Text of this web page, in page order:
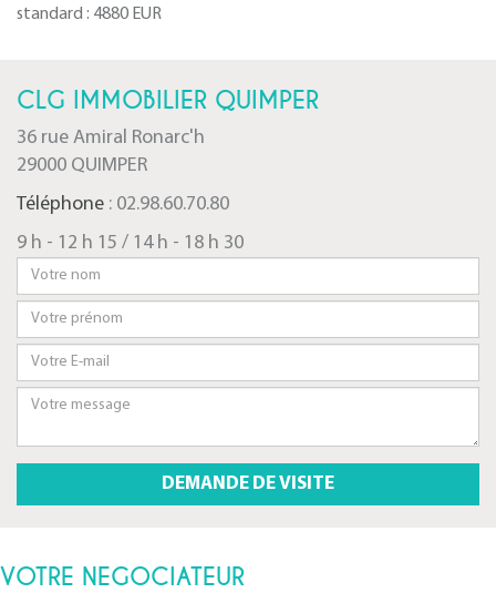
standard : 4880 EUR
CLG IMMOBILIER QUIMPER
36 rue Amiral Ronarc'h
29000 QUIMPER
Téléphone : 02.98.60.70.80
9 h - 12 h 15 / 14 h - 18 h 30
VOTRE NEGOCIATEUR